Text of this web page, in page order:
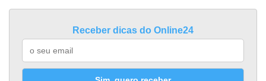
Receber dicas do Online24